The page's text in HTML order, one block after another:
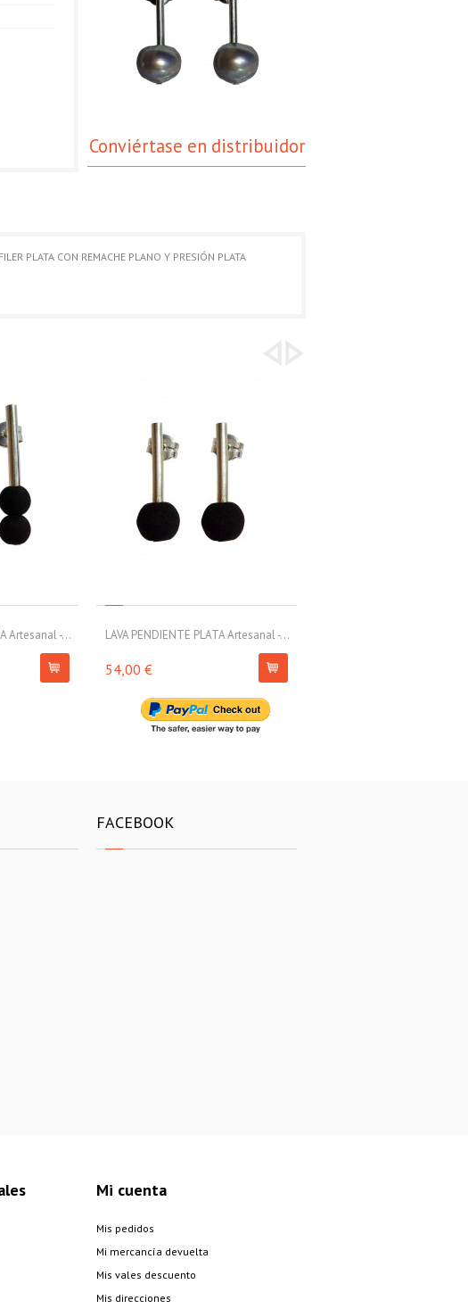
Conviértase en distribuidor
PLATA CON REMACHE PLANO Y PRESIÓN PLATA
Artesanal -... LAVA PENDIENTE PLATA Artesanal -...
54,00 €
FACEBOOK
Mi cuenta
Mis pedidos
Mi mercancía devuelta
Mis vales descuento
Mis direcciones